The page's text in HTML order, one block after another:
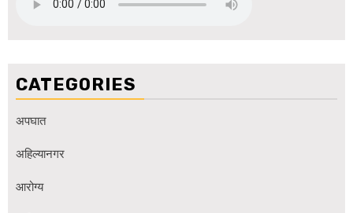
CATEGORIES
अपघात
अहिल्यानगर
आरोग्य